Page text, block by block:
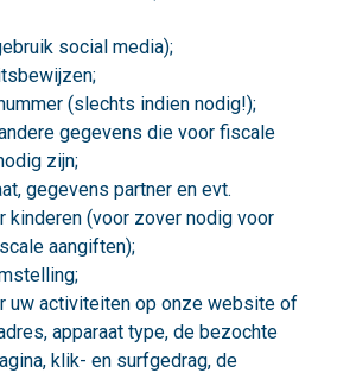
social media);
(slechts indien nodig!);
gegevens die voor fiscale
zijn;
gegevens partner en evt.
kinderen (voor zover nodig voor
aangiften);
uw activiteiten op onze website of
apparaat type, de bezochte
klik- en surfgedrag, de